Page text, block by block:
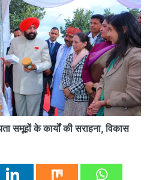
समूहों के कार्यों की सराहना, विकास